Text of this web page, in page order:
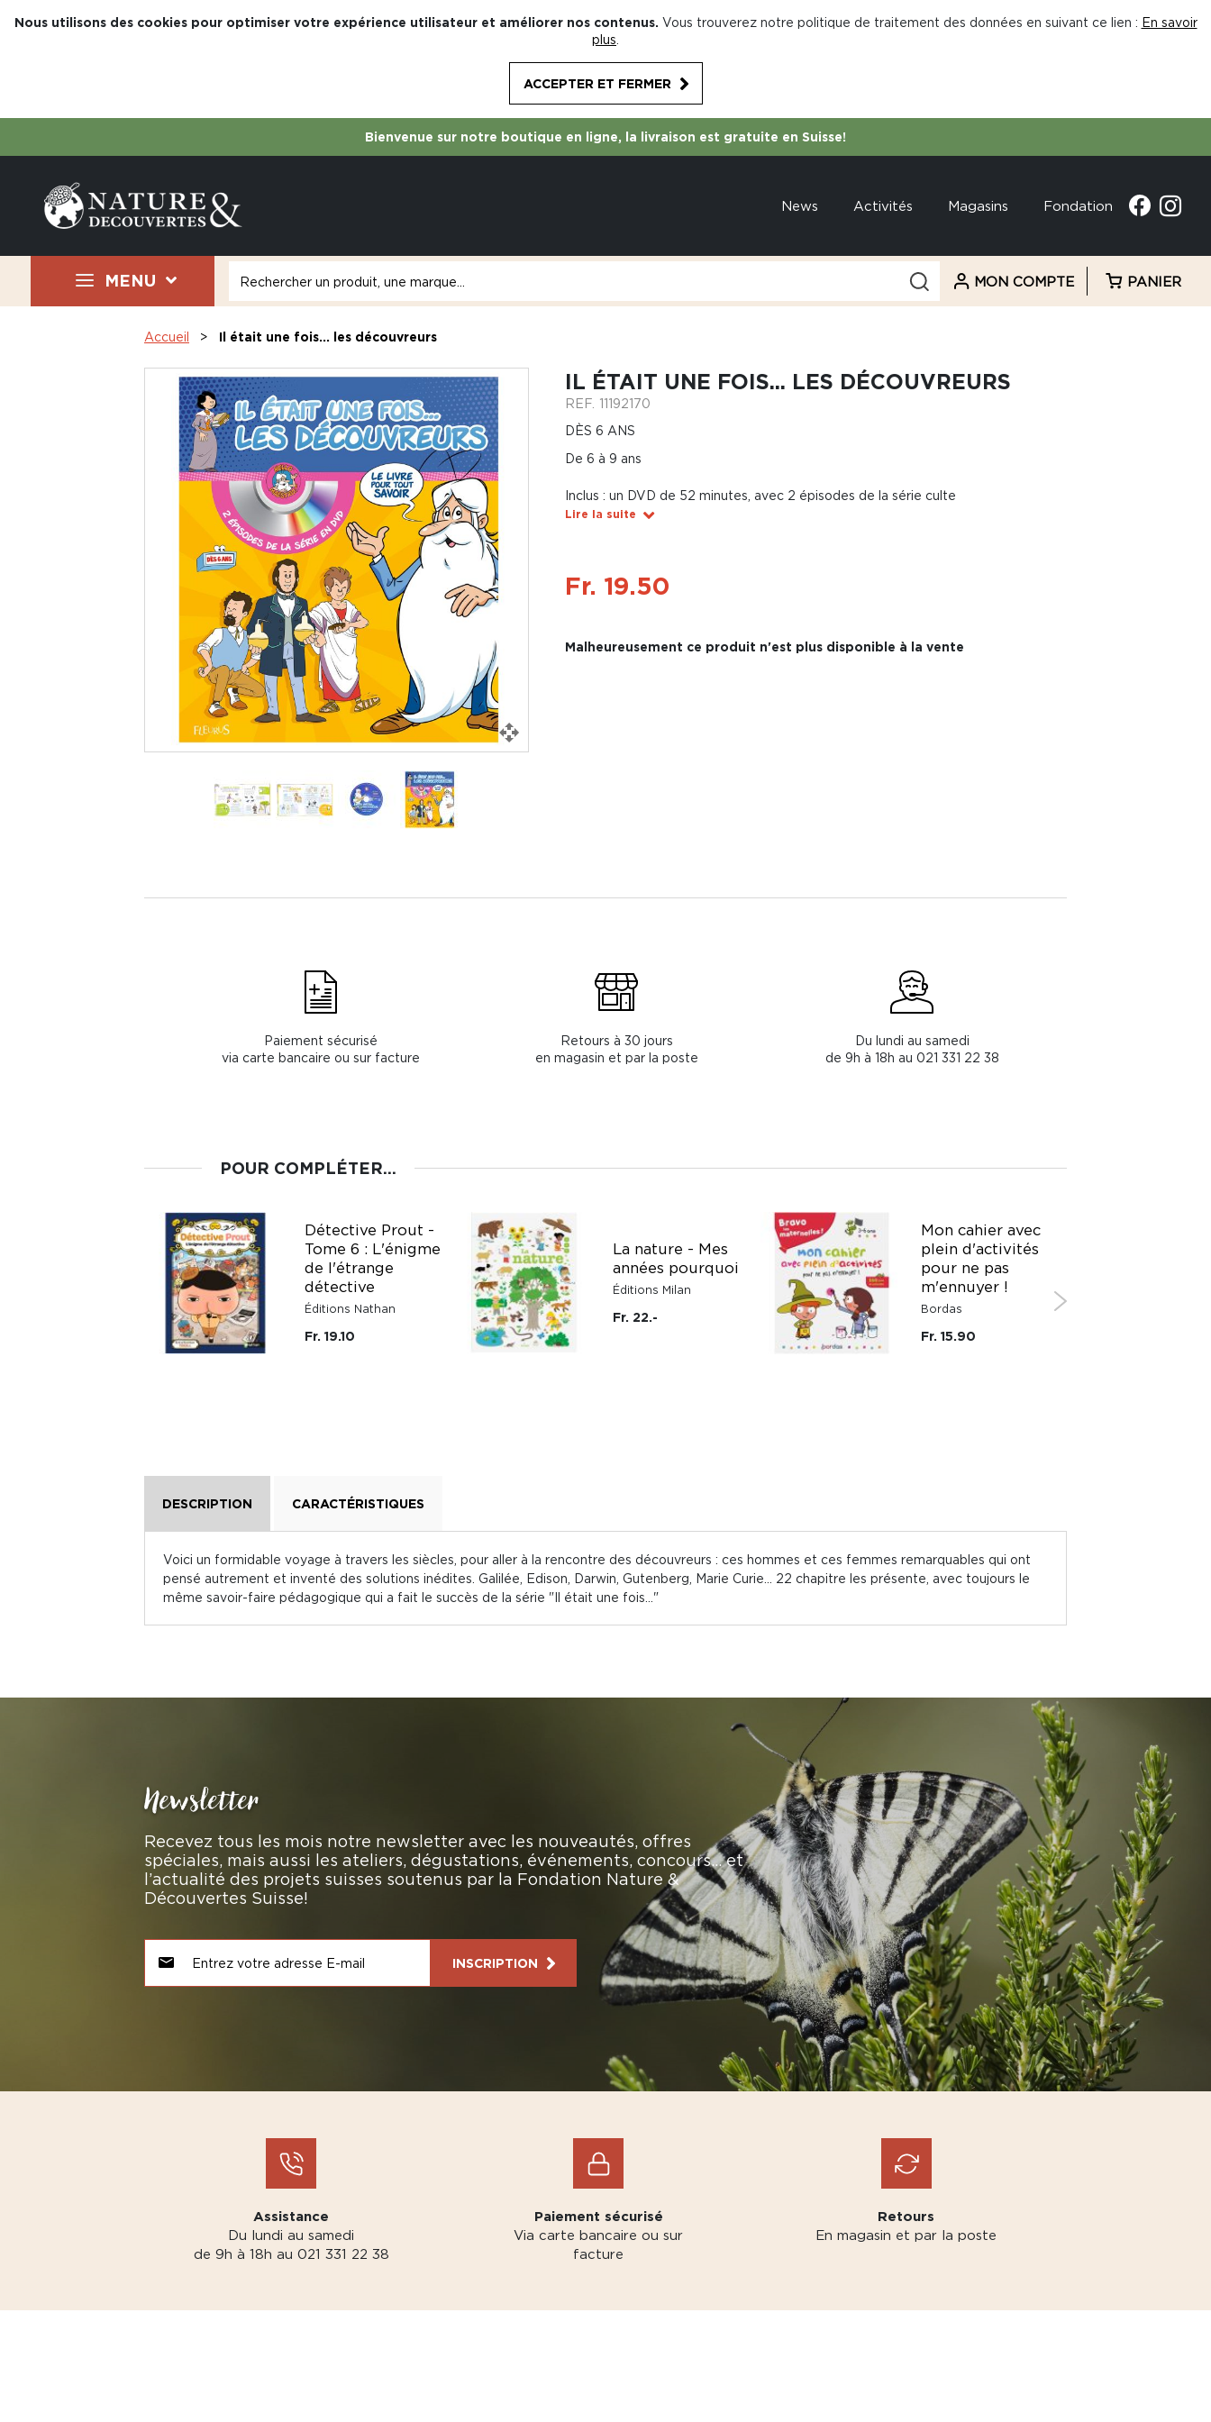
Nous utilisons des cookies pour optimiser votre expérience utilisateur et améliorer nos contenus. Vous trouverez notre politique de traitement des données en suivant ce lien : En savoir
plus
ACCEPTER ET FERMER
Bienvenue sur notre boutique en ligne, la livraison est gratuite en Suisse!
News Activités Magasins Fondation
MENU MON COMPTE PANIER
Accueil Il était une fois... les découvreurs
IL ÉTAIT UNE FOIS... LES DÉCOUVREURS
REF. 11192170
DÈS 6 ANS
De 6 à 9 ans
Inclus : un DVD de 52 minutes, avec 2 épisodes de la série culte
Lire la suite
Fr. 19.50
Malheureusement ce produit n'est plus disponible à la vente
Paiement sécurisé
via carte bancaire ou sur facture
Retours à 30 jours
en magasin et par la poste
Du lundi au samedi
de 9h à 18h au 021 331 22 38
POUR COMPLÉTER...
Détective Prout -
Tome 6 : L'énigme
de l'étrange
détective
Éditions Nathan
Fr. 19.10
La nature - Mes
années pourquoi
Éditions Milan
Fr. 22.-
Mon cahier avec
plein d'activités
pour ne pas
m'ennuyer !
Bordas
Fr. 15.90
DESCRIPTION CARACTÉRISTIQUES
Voici un formidable voyage à travers les siècles, pour aller à la rencontre des découvreurs : ces hommes et ces femmes remarquables qui ont
pensé autrement et inventé des solutions inédites. Galilée, Edison, Darwin, Gutenberg, Marie Curie... 22 chapitre les présente, avec toujours le
même savoir-faire pédagogique qui a fait le succès de la série "Il était une fois..."
Newsletter
Recevez tous les mois notre newsletter avec les nouveautés, offres
spéciales, mais aussi les ateliers, dégustations, événements, concours… et
l’actualité des projets suisses soutenus par la Fondation Nature &
Découvertes Suisse!
INSCRIPTION
Assistance
Du lundi au samedi
de 9h à 18h au 021 331 22 38
Paiement sécurisé
Via carte bancaire ou sur
facture
Retours
En magasin et par la poste